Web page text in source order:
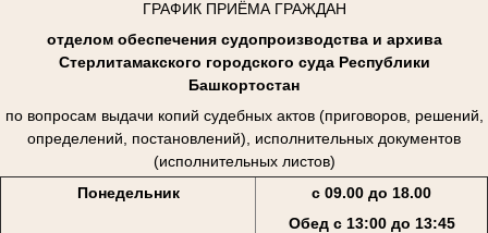
ГРАФИК ПРИЁМА ГРАЖДАН
отделом обеспечения судопроизводства и архива
Стерлитамакского городского суда Республики
Башкортостан
по вопросам выдачи копий судебных актов (приговоров, решений,
определений, постановлений), исполнительных документов
(исполнительных листов)
Понедельник
с 09.00 до 18.00
Обед с 13:00 до 13:45